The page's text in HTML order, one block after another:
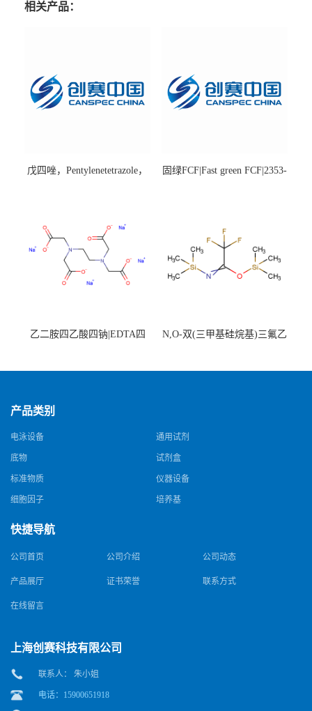
相关产品：
戊四唑，Pentylenetetrazole，
固绿FCF|Fast green FCF|2353-
乙二胺四乙酸四钠|EDTA四
N,O-双(三甲基硅烷基)三氟乙
产品类别
电泳设备 通用试剂
底物 试剂盒
标准物质 仪器设备
细胞因子 培养基
快捷导航
公司首页 公司介绍 公司动态
产品展厅 证书荣誉 联系方式
在线留言
上海创赛科技有限公司
联系人： 朱小姐
电话：15900651918